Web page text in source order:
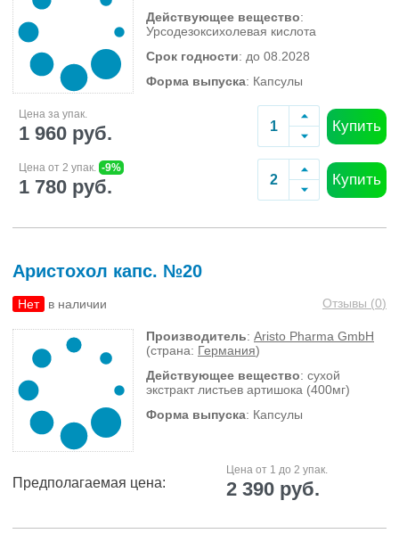
Действующее вещество:
Урсодезоксихолевая кислота
Срок годности: до 08.2028
Форма выпуска: Капсулы
Цена за упак.
1 960 руб. Купить
Цена от 2 упак. -9%
1 780 руб. Купить
Аристохол капс. №20
Нет в наличии Отзывы (0)
Производитель: Aristo Pharma GmbH
(страна: Германия)
Действующее вещество: сухой
экстракт листьев артишока (400мг)
Форма выпуска: Капсулы
Предполагаемая цена:
Цена от 1 до 2 упак.
2 390 руб.